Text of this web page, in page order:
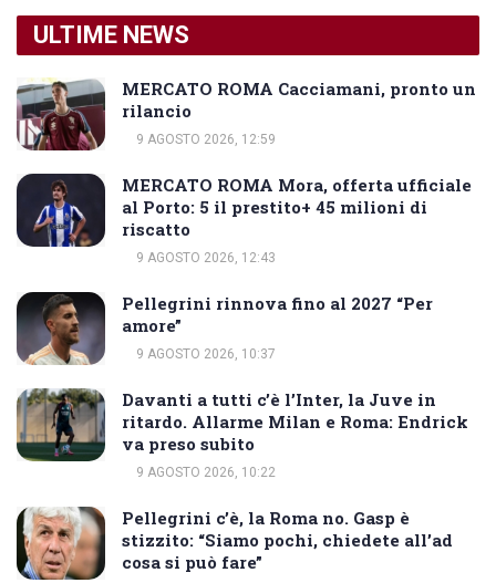
ULTIME NEWS
MERCATO ROMA Cacciamani, pronto un
rilancio
9 AGOSTO 2026, 12:59
MERCATO ROMA Mora, offerta ufficiale
al Porto: 5 il prestito+ 45 milioni di
riscatto
9 AGOSTO 2026, 12:43
Pellegrini rinnova fino al 2027 “Per
amore”
9 AGOSTO 2026, 10:37
Davanti a tutti c’è l’Inter, la Juve in
ritardo. Allarme Milan e Roma: Endrick
va preso subito
9 AGOSTO 2026, 10:22
Pellegrini c’è, la Roma no. Gasp è
stizzito: “Siamo pochi, chiedete all’ad
cosa si può fare”